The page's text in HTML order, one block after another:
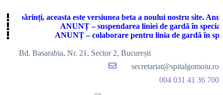
părinți, aceasta este versiunea beta a noului nostru site.
ANUNȚ – suspendarea liniei de gardă în
ANUNȚ – colaborare pentru linia de gardă în
Bd. Basarabia, Nr. 21, Sector 2, București
secretariat@spitalgomoiu.ro
004 031 41 36 700